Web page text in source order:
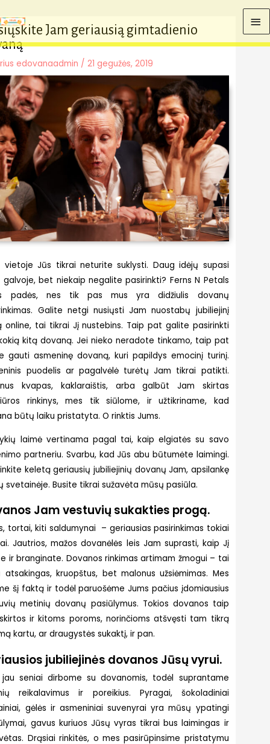
prie
turinio
Jam geriausią gimtadienio
edovanaadmin /21 gegužės, 2019
vietoje Jūs tikrai neturite suklysti. Daug idėjų supasi
galvoje, bet niekaip negalite pasirinkti? Ferns N Petals
padės, nes tik pas mus yra didžiulis dovanų
Galite netgi nusiųsti Jam nuostabų jubiliejinį
online, tai tikrai Jį nustebins. Taip pat galite pasirinkti
kitą dovaną. Jei nieko neradote tinkamo, taip pat
gauti asmeninę dovaną, kuri papildys emocinį turinį.
puodelis ar pagalvėlė turėtų Jam tikrai patikti.
kvapas, kaklaraištis, arba galbūt Jam skirtas
rinkinys, mes tik siūlome, ir užtikriname, kad
būtų laiku pristatyta. O rinktis Jums.
laimė vertinama pagal tai, kaip elgiatės su savo
partneriu. Svarbu, kad Jūs abu būtumėte laimingi.
keletą geriausių jubiliejinių dovanų Jam, apsilankę
svetainėje. Busite tikrai sužavėta mūsų pasiūla.
Jam vestuvių sukakties progą.
tortai, kiti saldumynai – geriausias pasirinkimas tokiai
Jautrios, mažos dovanėlės leis Jam suprasti, kaip Jį
ir branginate. Dovanos rinkimas artimam žmogui – tai
atsakingas, kruopštus, bet malonus užsiėmimas. Mes
šį faktą ir todėl paruošėme Jums pačius įdomiausius
metinių dovanų pasiūlymus. Tokios dovanos taip
ir kitoms poroms, norinčioms atšvęsti tam tikrą
kartu, ar draugystės sukaktį, ir pan.
jubiliejinės dovanos Jūsų vyrui.
jau seniai dirbome su dovanomis, todėl suprantame
reikalavimus ir poreikius. Pyragai, šokoladiniai
gėlės ir asmeniniai suvenyrai yra mūsų ypatingi
gavus kuriuos Jūsų vyras tikrai bus laimingas ir
Drąsiai rinkitės, o mes pasirūpinsime pristatymu